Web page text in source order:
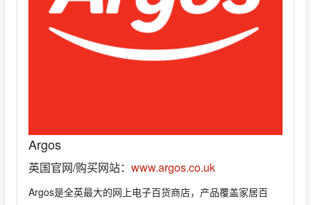
Argos
英国官网/购买网站： www.argos.co.uk
Argos是全英最大的网上电子百货商店，产品覆盖家居百